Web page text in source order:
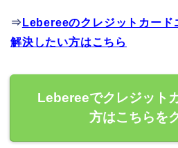
⇒ Lebereeのクレジットカード
解決したい方はこちら
Lebereeでクレジット
方はこちらを